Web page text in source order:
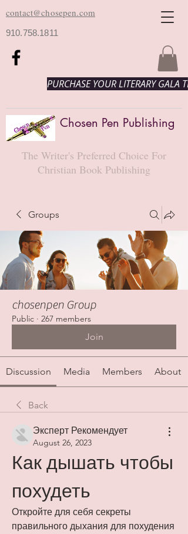
contact@chosepen.com
910.758.1811
PURCHASE YOUR LITERARY GALA
Chosen Pen Publishing
The Writer's Preferred Choice For
Christian Book Publishing
Groups
chosenpen Group
Public · 267 members
Join
Discussion Media Members About
Back
Эксперт Рекомендует
August 26, 2023
Как дышать чтобы
похудеть
Откройте для себя секреты
правильного дыхания для похудения